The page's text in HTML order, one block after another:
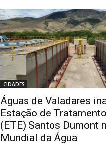
CIDADES
Águas de Valadares
Estação de
(ETE) Santos Dumont
Mundial da Água